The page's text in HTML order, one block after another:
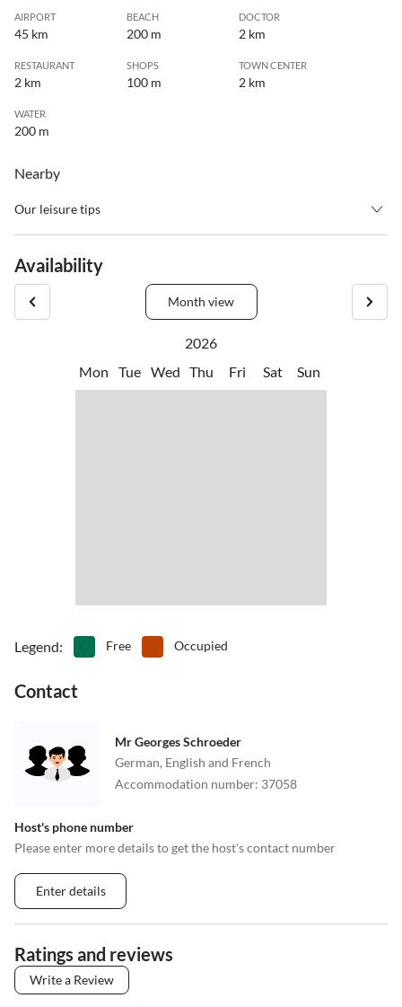
AIRPORT
45 km
BEACH
200 m
DOCTOR
2 km
RESTAURANT
2 km
SHOPS
100 m
TOWN CENTER
2 km
WATER
200 m
Nearby
Our leisure tips
• Scuba diving
Availability
Month view
2026
Mon
Tue Wed Thu Fri Sat Sun
Legend: Free Occupied
Contact
Mr Georges Schroeder
German, English and French
Accommodation number: 37058
Host's phone number
Please enter more details to get the host's contact number
Enter details
Ratings and reviews
Write a Review